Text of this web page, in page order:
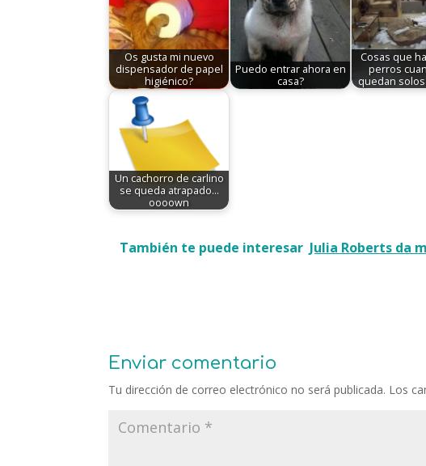
Os gusta mi nuevo
dispensador de papel
higiénico?
Puedo entrar ahora en
casa?
Cosas que
perros
quedan solos
Un cachorro de carlino
se queda atrapado...
oooown
También te puede interesar Julia Roberts da
Enviar comentario
Tu dirección de correo electrónico no será publicada. Los